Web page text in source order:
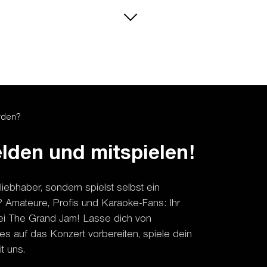
bei
zu je
im
und mitspielen!
sondern spielst selbst ein
Amateure, Profis und Karaoke-Fans: Ihr
The Grand Jam! Lasse dich von
auf das Konzert vorbereiten, spiele dein
uns.